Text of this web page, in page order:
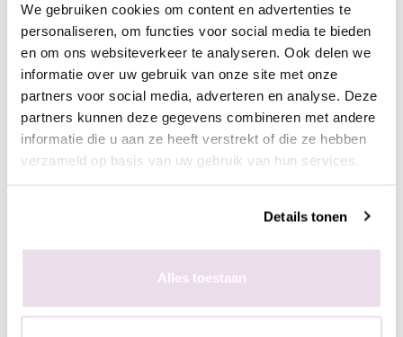
We gebruiken cookies om content en advertenties te
personaliseren, om functies voor social media te bieden
en om ons websiteverkeer te analyseren. Ook delen we
informatie over uw gebruik van onze site met onze
partners voor social media, adverteren en analyse. Deze
partners kunnen deze gegevens combineren met andere
informatie die u aan ze heeft verstrekt of die ze hebben
verzameld op basis van uw gebruik van hun services.
Details tonen
Alles toestaan
€ 2,49
€ 3,01
- + + In winkelwagen
Op voorraad